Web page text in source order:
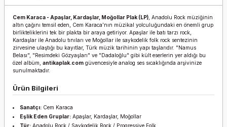
Cem Karaca - Apaşlar, Kardaşlar, Moğollar Plak (LP) , Anadolu Rock müziğinin
altın çağını temsil eden, Cem Karaca’nın müzikal yolculuğundaki en önemli grup
birlikteliklerini tek bir plakta bir araya getiriyor. Apaşlar ile batı tarzı rock,
Kardaşlar ile Anadolu tınıları ve Moğollar ile saykodelik folk rock sentezinin
zirvesine ulaştığı bu kayıtlar, Türk müzik tarihinin yapı taşlarıdır. "Namus
Belası", "Resimdeki Gözyaşları" ve "Dadaloğlu" gibi kült eserlerin yer aldığı bu
özel albüm, antikaplak.com güvencesiyle analog ses sıcaklığında arşivinize
sunulmaktadır.
Ürün Bilgileri
Sanatçı: Cem Karaca
Eşlik Eden Gruplar: Apaşlar, Kardaşlar, Moğollar
Tür: Anadolu Rock / Saykodelik Rock / Progressive Folk